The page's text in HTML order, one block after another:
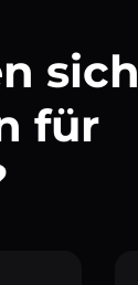
sich
für